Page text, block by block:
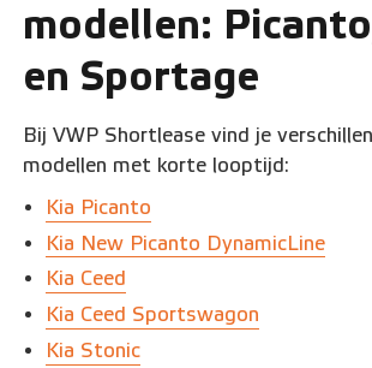
modellen:
en Sportage
Bij VWP Shortlease vind je
modellen met korte looptijd:
Kia Picanto
Kia New Picanto DynamicLine
Kia Ceed
Kia Ceed Sportswagon
Kia Stonic